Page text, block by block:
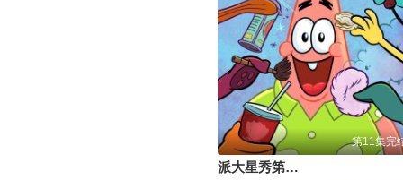
第11集完
派大星秀第二季(英文版)